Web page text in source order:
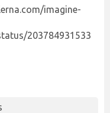
imagine-
203784931533